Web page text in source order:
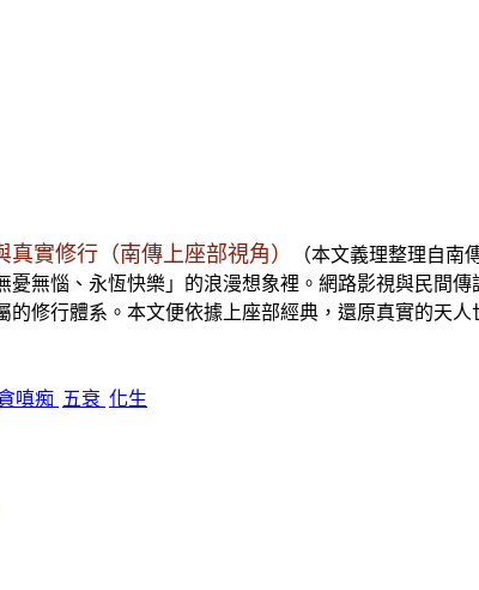
真實修行（南傳上座部視角） （本文義理整理自南
憂無惱、永恆快樂」的浪漫想象裡。網路影視與民間
的修行體系。本文便依據上座部經典，還原真實的天人
嗔痴 五衰 化生